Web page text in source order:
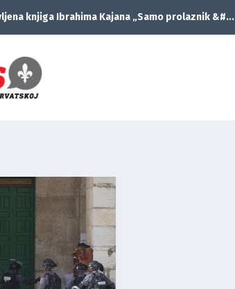
knjiga Ibrahima Kajana „Samo prolaznik &#...